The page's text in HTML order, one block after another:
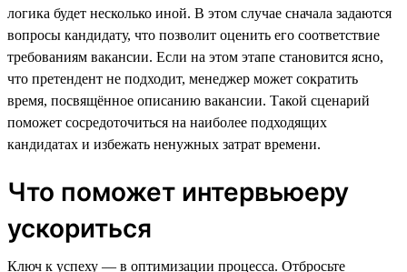
логика будет несколько иной. В этом случае сначала задаются
вопросы кандидату, что позволит оценить его соответствие
требованиям вакансии. Если на этом этапе становится ясно,
что претендент не подходит, менеджер может сократить
время, посвящённое описанию вакансии. Такой сценарий
поможет сосредоточиться на наиболее подходящих
кандидатах и избежать ненужных затрат времени.
Что поможет интервьюеру
ускориться
Ключ к успеху — в оптимизации процесса. Отбросьте